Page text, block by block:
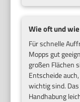
Wie oft und
Für schnelle
Mopps gut
großen Flächen
Entscheide
wichtig sind.
Handhabung